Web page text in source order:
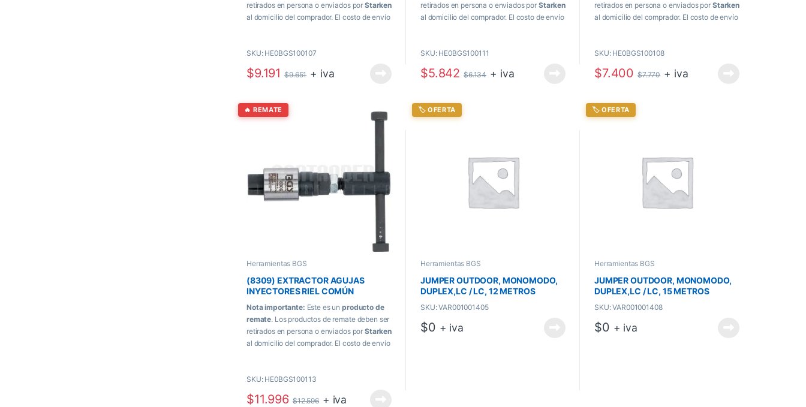
retirados en persona o enviados por Starken
al domicilio del comprador. El costo de envío
SKU: HE0BGS100107
$9.191 $9.651 + iva
retirados en persona o enviados por Starken
al domicilio del comprador. El costo de envío
SKU: HE0BGS100111
$5.842 $6.134 + iva
retirados en persona o enviados por Starken
al domicilio del comprador. El costo de envío
SKU: HE0BGS100108
$7.400 $7.770 + iva
🔥 REMATE
Herramientas BGS
(8309) EXTRACTOR AGUJAS
INYECTORES RIEL COMÚN
Nota importante: Este es unproducto de
remate. Los productos de remate deben ser
retirados en persona o enviados por Starken
al domicilio del comprador. El costo de envío
SKU: HE0BGS100113
$11.996 $12.596 + iva
🏷️ OFERTA
Herramientas BGS
JUMPER OUTDOOR, MONOMODO,
DUPLEX,LC / LC, 12 METROS
SKU: VAR001001405
$0 + iva
🏷️ OFERTA
Herramientas BGS
JUMPER OUTDOOR, MONOMODO,
DUPLEX,LC / LC, 15 METROS
SKU: VAR001001408
$0 + iva